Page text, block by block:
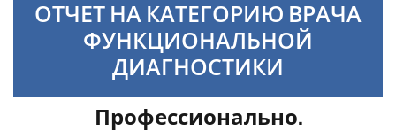
ОТЧЕТ НА КАТЕГОРИЮ ВРАЧА
ФУНКЦИОНАЛЬНОЙ
ДИАГНОСТИКИ
Профессионально.